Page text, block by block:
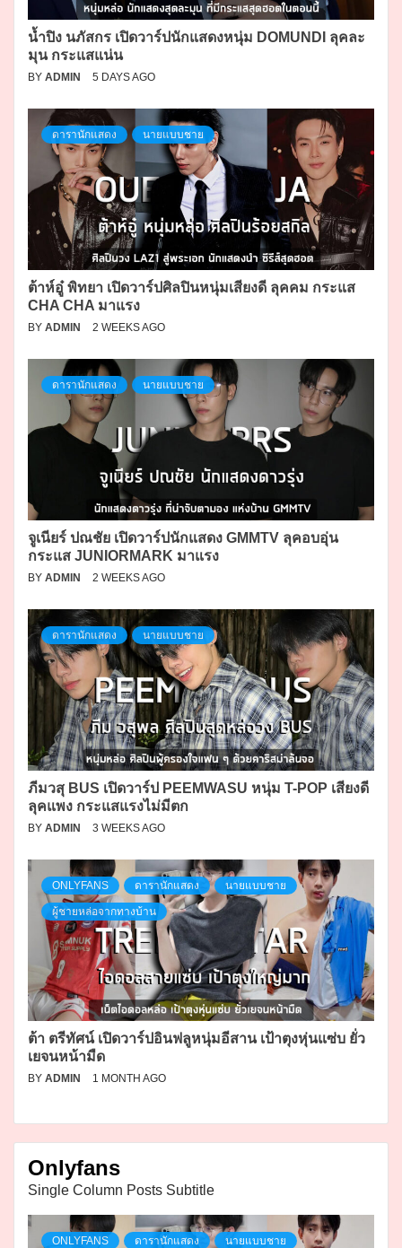
น้ำปิง นภัสกร เปิดวาร์ปนักแสดงหนุ่ม DOMUNDI ลุคละ
มุน กระแสแน่น
BY ADMIN 5 DAYS AGO
ดารานักแสดง นายแบบชาย
ต้าห์อู๋ พิทยา เปิดวาร์ปศิลปินหนุ่มเสียงดี ลุคคม กระแส
CHA CHA มาแรง
BY ADMIN 2 WEEKS AGO
ดารานักแสดง นายแบบชาย
จูเนียร์ ปณชัย เปิดวาร์ปนักแสดง GMMTV ลุคอบอุ่น
กระแส JUNIORMARK มาแรง
BY ADMIN 2 WEEKS AGO
ดารานักแสดง นายแบบชาย
ภีมวสุ BUS เปิดวาร์ป PEEMWASU หนุ่ม T-POP เสียงดี
ลุคแพง กระแสแรงไม่มีตก
BY ADMIN 3 WEEKS AGO
ONLYFANS ดารานักแสดง นายแบบชาย
ผู้ชายหล่อจากทางบ้าน
ต้า ตรีทัศน์ เปิดวาร์ปอินฟลูหนุ่มอีสาน เป้าตุงหุ่นแซ่บ ยั่ว
เยจนหน้ามืด
BY ADMIN 1 MONTH AGO
Onlyfans
Single Column Posts Subtitle
ONLYFANS ดารานักแสดง นายแบบชาย